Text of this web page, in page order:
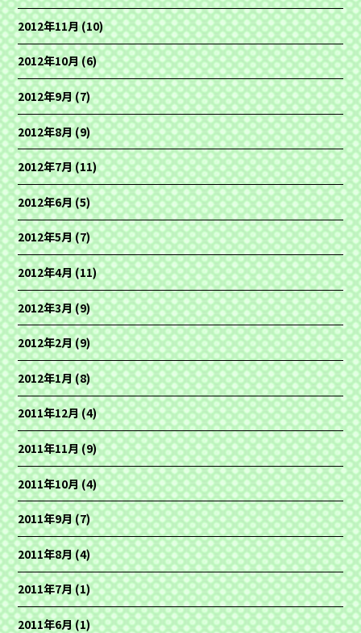
2012年11月(10)
2012年10月(6)
2012年9月(7)
2012年8月(9)
2012年7月(11)
2012年6月(5)
2012年5月(7)
2012年4月(11)
2012年3月(9)
2012年2月(9)
2012年1月(8)
2011年12月(4)
2011年11月(9)
2011年10月(4)
2011年9月(7)
2011年8月(4)
2011年7月(1)
2011年6月(1)